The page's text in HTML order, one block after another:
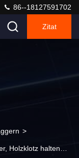
86--18127591702
Zitat
>
Holzklotz halten